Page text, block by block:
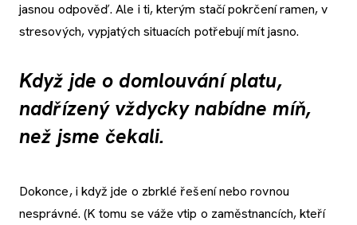
jasnou odpověď. Ale i ti, kterým stačí pokrčení ramen, v
stresových, vypjatých situacích potřebují mít jasno.
Když jde o domlouvání platu,
nadřízený vždycky nabídne míň,
než jsme čekali.
Dokonce, i když jde o zbrklé řešení nebo rovnou
nesprávné. (K tomu se váže vtip o zaměstnancích, kteří